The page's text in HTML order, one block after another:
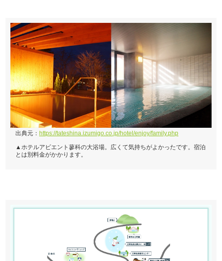
出典元： https://tateshina.izumigo.co.jp/hotel/enjoy/family.php
▲ホテルアビエント蓼科の大浴場。広くて気持ちがよかったです。宿泊
とは別料金がかかります。